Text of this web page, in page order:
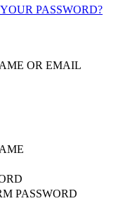
PASSWORD?
OR EMAIL
PASSWORD